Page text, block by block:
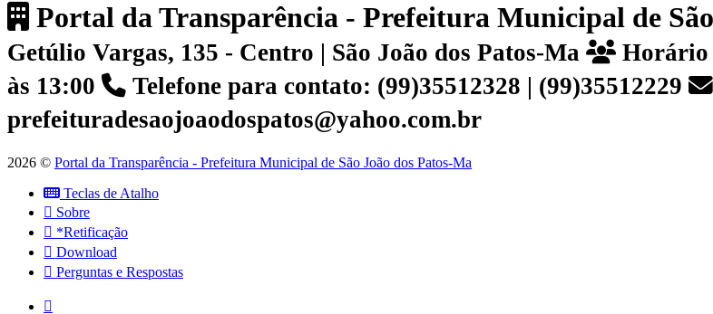
Portal da Transparência - Prefeitura Municipal de
Getúlio Vargas, 135 - Centro | São João dos Patos-Ma
Horário
às 13:00
Telefone para contato: (99)35512328 | (99)35512229
prefeituradesaojoaodospatos@yahoo.com.br
2026 © Portal da Transparência - Prefeitura Municipal de São João dos Patos-Ma
Teclas de Atalho
Sobre
*Retificação
Download
Perguntas e Respostas